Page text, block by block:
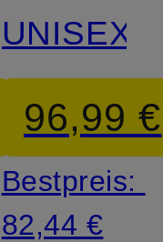
UNISEX
96,99 €
Bestpreis:
82,44 €